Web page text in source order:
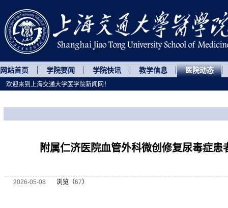
网站首页 学院要闻 学院快讯 教学信息 医院动态
附属仁济医院血管外科微创修复尿毒症患
2026-05-08 浏览（67）
欢迎来到上海交通大学医学院新闻网！